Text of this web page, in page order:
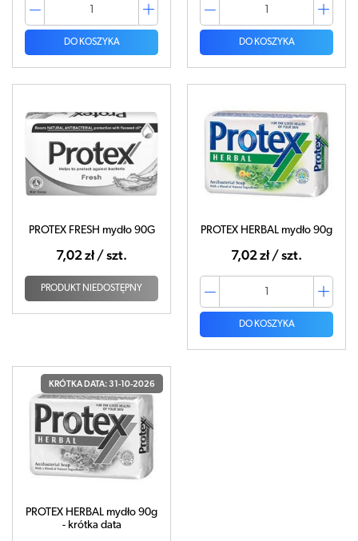
DO KOSZYKA DO KOSZYKA
PROTEX FRESH mydło 90G
7,02 zł / szt.
PRODUKT NIEDOSTĘPNY
PROTEX HERBAL mydło 90g
7,02 zł / szt.
DO KOSZYKA
KRÓTKA DATA: 31-10-2026
PROTEX HERBAL mydło 90g
- krótka data